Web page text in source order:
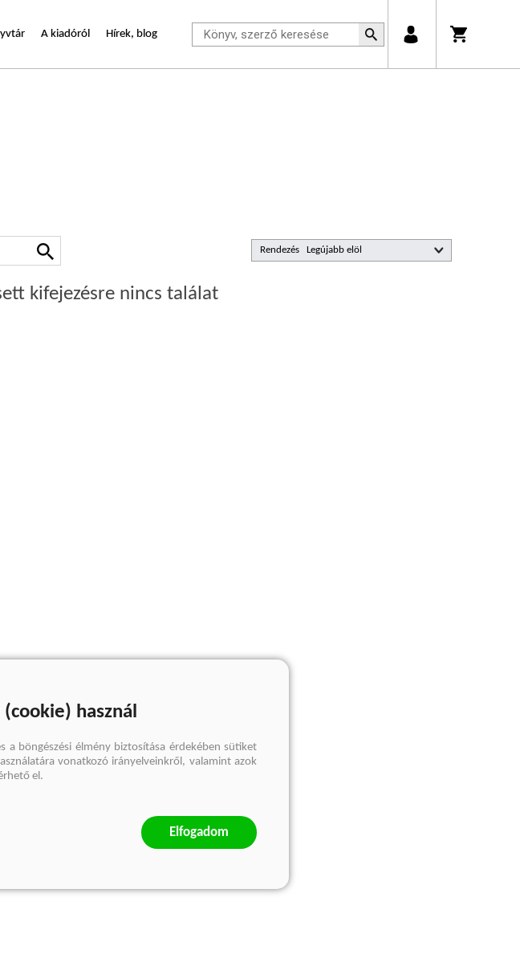
A kiadóról Hírek, blog
Rendezés
kifejezésre nincs találat
használ
a böngészési élmény biztosítása érdekében sütiket
vonatkozó irányelveinkről, valamint azok
el.
Elfogadom